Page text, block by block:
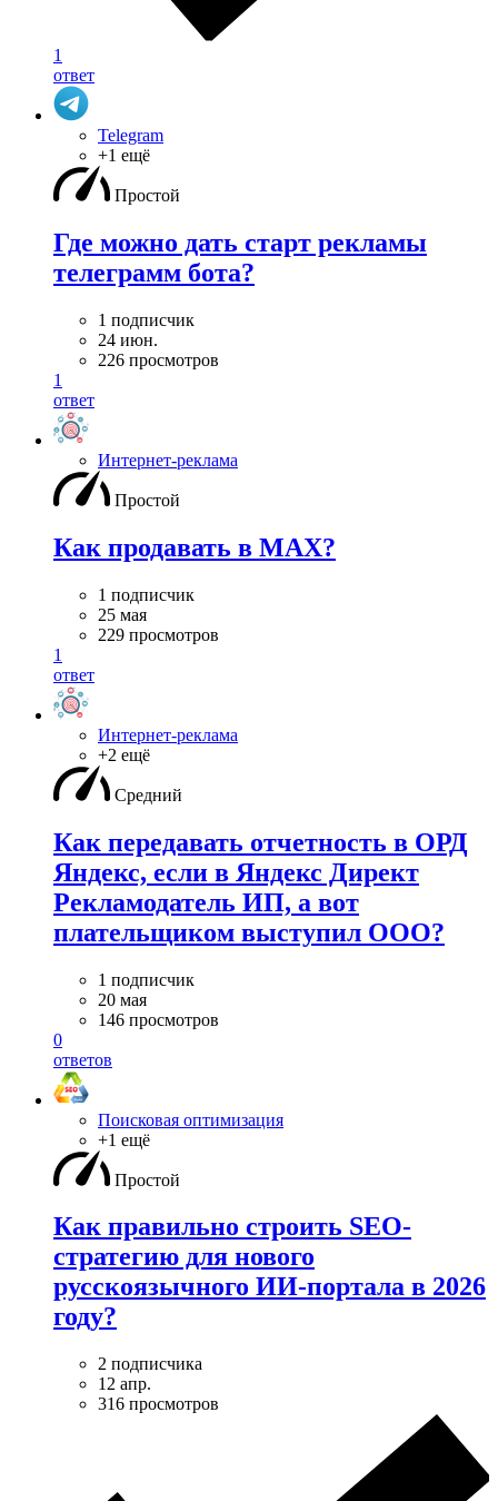
1
ответ
Telegram
+1 ещё
Простой
Где можно дать старт рекламы
телеграмм бота?
1 подписчик
24 июн.
226 просмотров
1
ответ
Интернет-реклама
Простой
Как продавать в MAX?
1 подписчик
25 мая
229 просмотров
1
ответ
Интернет-реклама
+2 ещё
Средний
Как передавать отчетность в ОРД
Яндекс, если в Яндекс Директ
Рекламодатель ИП, а вот
плательщиком выступил ООО?
1 подписчик
20 мая
146 просмотров
0
ответов
Поисковая оптимизация
+1 ещё
Простой
Как правильно строить SEO-
стратегию для нового
русскоязычного ИИ-портала в 2026
году?
2 подписчика
12 апр.
316 просмотров